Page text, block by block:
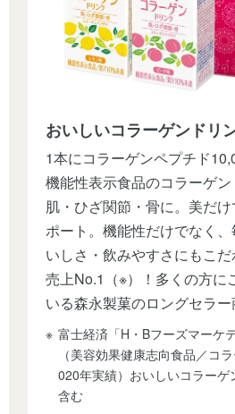
おいしいコラーゲンドリ
1本にコラーゲンペプチド
機能性表示食品のコラーゲン
肌・ひざ関節・骨に。美だ
ポート。機能性だけでなく
いしさ・飲みやすさにもこ
売上No.1（※）！多くの方に
いる森永製菓のロングセラー
富士経済「H・Bフーズマーケ
（美容効果健康志向食品／コ
020年実績）おいしいコラーゲ
含む